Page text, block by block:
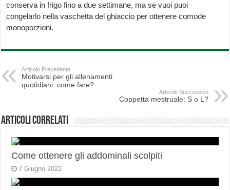
conserva in frigo fino a due settimane, ma se vuoi puoi
congelarlo nella vaschetta del ghiaccio per ottenere comode
monoporzioni.
Articolo Precedente
Motivarsi per gli allenamenti
quotidiani: come fare?
Articolo Successivo
Coppetta mestruale: S o L?
Articoli correlati
Come ottenere gli addominali scolpiti
7 Giugno 2022